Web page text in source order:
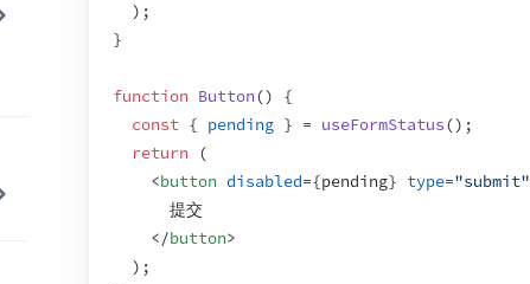
) ;
}
function Button()
{
const { pending } = useFormStatus() ;
return
(
<button disabled={pending} type="submit"
      提交
</button>
) ;